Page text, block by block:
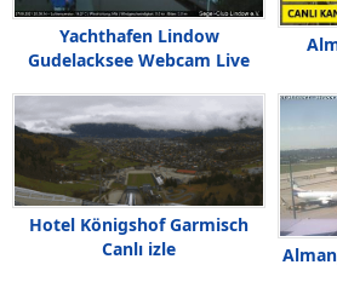
Yachthafen Lindow
Gudelacksee Webcam Live
Hotel Königshof Garmisch
Canlı izle